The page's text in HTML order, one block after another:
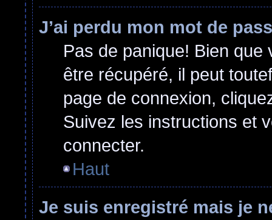
J’ai perdu mon mot de
Pas de panique! Bien
être récupéré, il peut
page de connexion,
Suivez les instructions et
connecter.
Haut
Je suis enregistré mais je